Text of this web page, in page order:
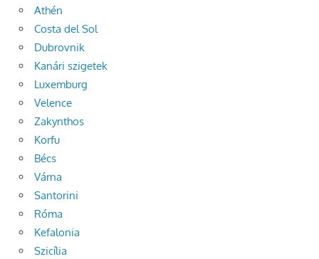
Athén
Costa del Sol
Dubrovnik
Kanári szigetek
Luxemburg
Velence
Zakynthos
Korfu
Bécs
Várna
Santorini
Róma
Kefalonia
Szicília